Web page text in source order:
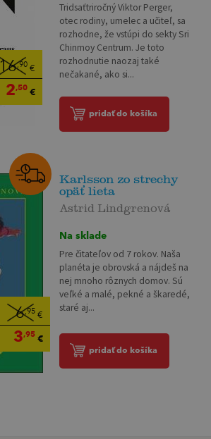
16,90€
2,50€
Tridsaťtriročný Viktor Perger,
otec rodiny, umelec a učiteľ, sa
rozhodne, že vstúpi do sekty Sri
Chinmoy Centrum. Je toto
rozhodnutie naozaj také
nečakané, ako si...
pridať do košíka
6,95€
3,95€
Karlsson zo strechy
opäť lieta
Astrid Lindgrenová
Na sklade
Pre čitateľov od 7 rokov. Naša
planéta je obrovská a nájdeš na
nej mnoho rôznych domov. Sú
veľké a malé, pekné a škaredé,
staré aj...
pridať do košíka